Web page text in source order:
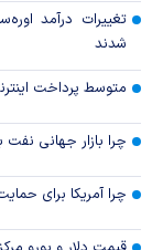
تغییرات درآمد
شدند
متوسط پرداخت اینترنتی ۴
چرا بازار جهانی
چرا آمریکا برای